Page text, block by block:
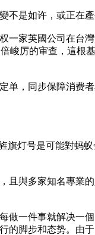
不是如许，或正在產
一家英國公司在台
峻厉的审查，這根
单，同步保障消费
旗灯号是可能對蚂
且與多家知名專業
做一件事就解决一
的脚步和态势。由